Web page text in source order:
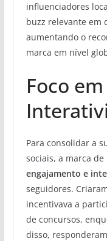
influenciadores
buzz relevante em
aumentando o
marca em nível
Foco
Para consolidar a
sociais, a marca
engajamento e
seguidores.
incentivava a
de concursos,
disso,